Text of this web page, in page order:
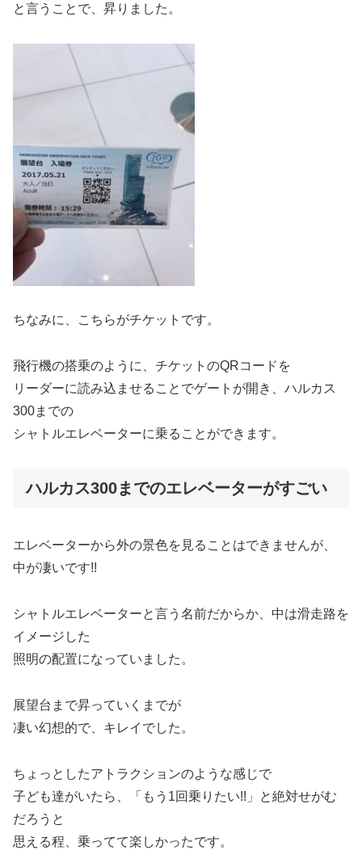
と言うことで、昇りました。
ちなみに、こちらがチケットです。
飛行機の搭乗のように、チケットのQRコードを
リーダーに読み込ませることでゲートが開き、ハルカス
300までの
シャトルエレベーターに乗ることができます。
ハルカス300までのエレベーターがすごい
エレベーターから外の景色を見ることはできませんが、
中が凄いです!!
シャトルエレベーターと言う名前だからか、中は滑走路を
イメージした
照明の配置になっていました。
展望台まで昇っていくまでが
凄い幻想的で、キレイでした。
ちょっとしたアトラクションのような感じで
子ども達がいたら、「もう1回乗りたい!!」と絶対せがむ
だろうと
思える程、乗ってて楽しかったです。